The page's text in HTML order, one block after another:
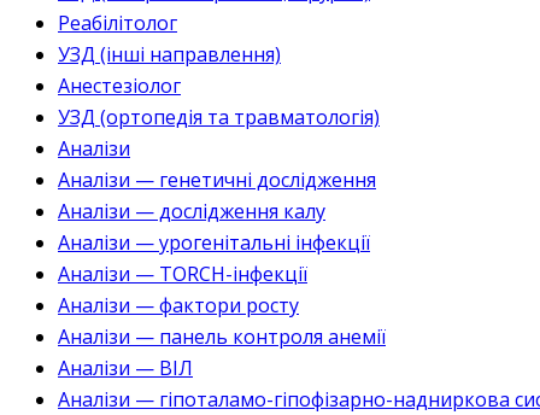
Реабілітолог
УЗД (інші направлення)
Анестезіолог
УЗД (ортопедія та травматологія)
Аналізи
Аналізи — генетичні дослідження
Аналізи — дослідження калу
Аналізи — урогенітальні інфекції
Аналізи — TORCH-інфекції
Аналізи — фактори росту
Аналізи — панель контроля анемії
Аналізи — ВІЛ
Аналізи — гіпоталамо-гіпофізарно-надниркова